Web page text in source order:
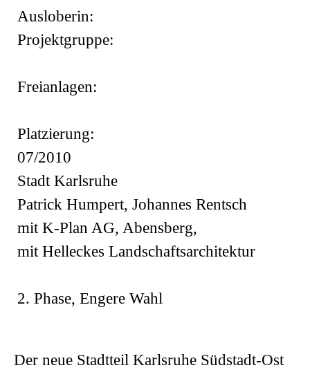
Ausloberin:
Projektgruppe:
Freianlagen:
Platzierung:
07/2010
Stadt Karlsruhe
Patrick Humpert, Johannes Rentsch
mit K-Plan AG, Abensberg,
mit Helleckes Landschaftsarchitektur
2. Phase, Engere Wahl
Der neue Stadtteil Karlsruhe Südstadt-Ost